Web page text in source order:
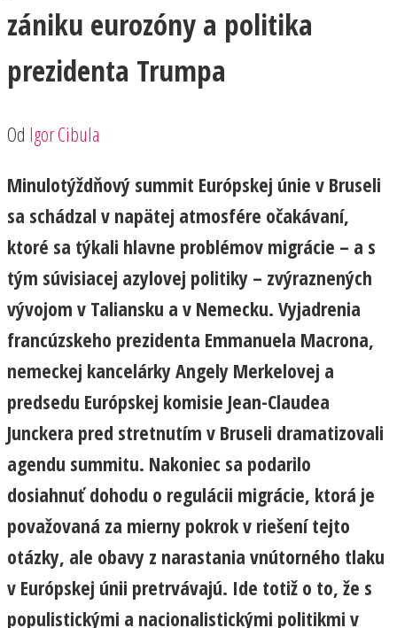
zániku eurozóny a politika
prezidenta Trumpa
Od Igor Cibula
Minulotýždňový summit Európskej únie v Bruseli
sa schádzal v napätej atmosfére očakávaní,
ktoré sa týkali hlavne problémov migrácie – a s
tým súvisiacej azylovej politiky – zvýraznených
vývojom v Taliansku a v Nemecku. Vyjadrenia
francúzskeho prezidenta Emmanuela Macrona,
nemeckej kancelárky Angely Merkelovej a
predsedu Európskej komisie Jean-Claudea
Junckera pred stretnutím v Bruseli dramatizovali
agendu summitu. Nakoniec sa podarilo
dosiahnuť dohodu o regulácii migrácie, ktorá je
považovaná za mierny pokrok v riešení tejto
otázky, ale obavy z narastania vnútorného tlaku
v Európskej únii pretrvávajú. Ide totiž o to, že s
populistickými a nacionalistickými politikmi v